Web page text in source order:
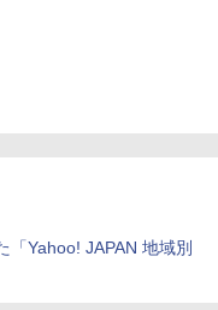
「Yahoo! JAPAN 地域別